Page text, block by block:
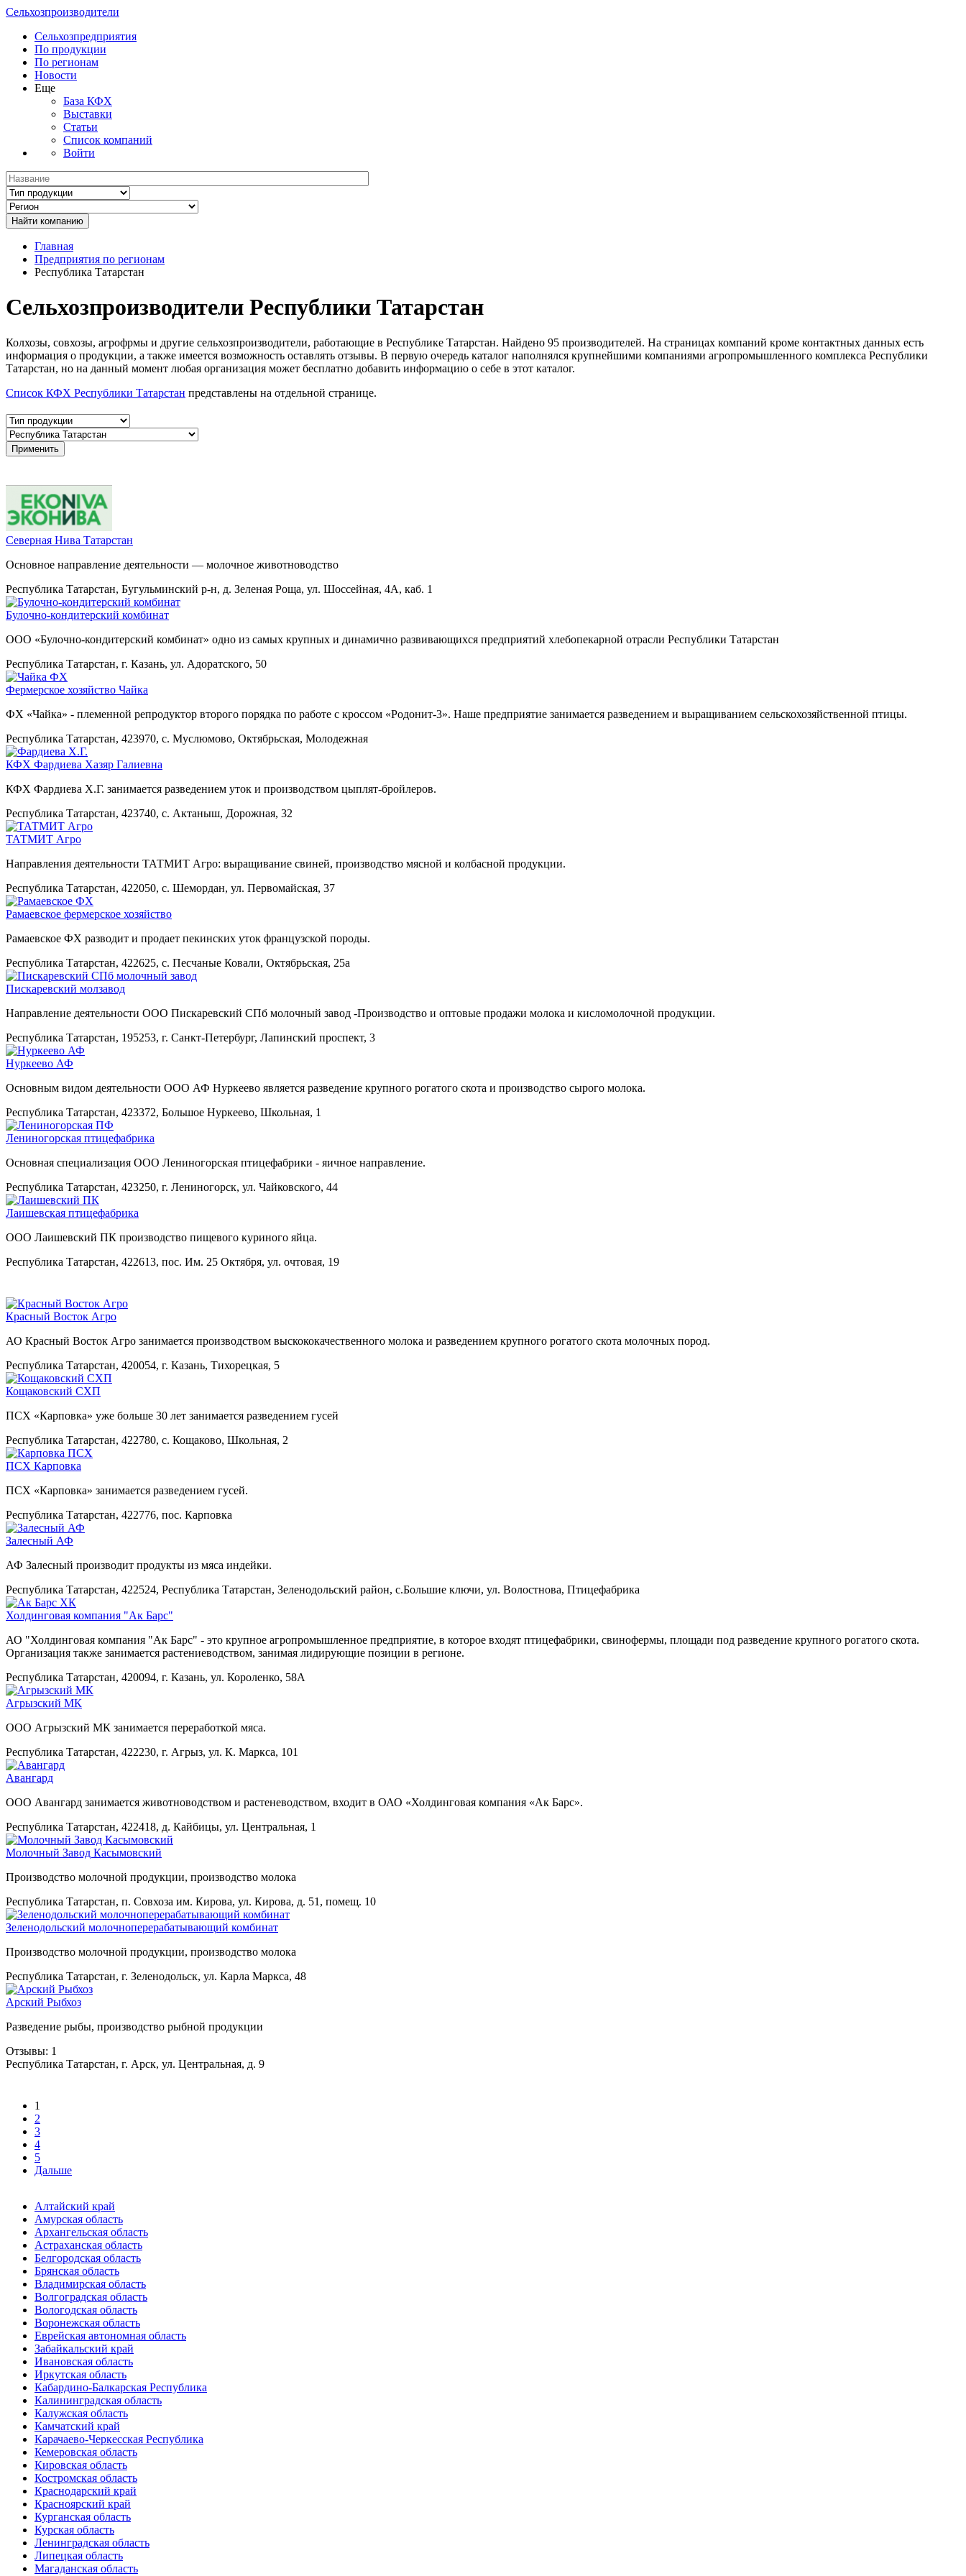
Сельхозпроизводители
Сельхозпредприятия
По продукции
По регионам
Новости
Еще
База КФХ
Выставки
Статьи
Список компаний
Войти
Главная
Предприятия по регионам
Республика Татарстан
Сельхозпроизводители Республики Татарстан
Колхозы, совхозы, агрофрмы и другие сельхозпроизводители, работающие в Республике Татарстан. Найдено 95 производителей. На страницах компаний кроме контактных данных есть
информация о продукции, а также имеется возможность оставлять отзывы. В первую очередь каталог наполнялся крупнейшими компаниями агропромышленного комплекса Республики
Татарстан, но на данный момент любая организация может бесплатно добавить информацию о себе в этот каталог.
Список КФХ Республики Татарстан представлены на отдельной странице.
Cеверная Нива Татарстан
Основное направление деятельности — молочное животноводство
Республика Татарстан, Бугульминский р-н, д. Зеленая Роща, ул. Шоссейная, 4А, каб. 1
Булочно-кондитерский комбинат
ООО «Булочно-кондитерский комбинат» одно из самых крупных и динамично развивающихся предприятий хлебопекарной отрасли Республики Татарстан
Республика Татарстан, г. Казань, ул. Адоратского, 50
Фермерское хозяйство Чайка
ФХ «Чайка» - племенной репродуктор второго порядка по работе с кроссом «Родонит-3». Наше предприятие занимается разведением и выращиванием сельскохозяйственной птицы.
Республика Татарстан, 423970, с. Муслюмово, Октябрьская, Молодежная
КФХ Фардиева Хазяр Галиевна
КФХ Фардиева Х.Г. занимается разведением уток и производством цыплят-бройлеров.
Республика Татарстан, 423740, с. Актаныш, Дорожная, 32
ТАТМИТ Агро
Направления деятельности ТАТМИТ Агро: выращивание свиней, производство мясной и колбасной продукции.
Республика Татарстан, 422050, с. Шемордан, ул. Первомайская, 37
Рамаевское фермерское хозяйство
Рамаевское ФХ разводит и продает пекинских уток французской породы.
Республика Татарстан, 422625, с. Песчаные Ковали, Октябрьская, 25а
Пискаревский молзавод
Направление деятельности ООО Пискаревский СПб молочный завод -Производство и оптовые продажи молока и кисломолочной продукции.
Республика Татарстан, 195253, г. Санкт-Петербург, Лапинский проспект, 3
Нуркеево АФ
Основным видом деятельности ООО АФ Нуркеево является разведение крупного рогатого скота и производство сырого молока.
Республика Татарстан, 423372, Большое Нуркеево, Школьная, 1
Лениногорская птицефабрика
Основная специализация ООО Лениногорская птицефабрики - яичное направление.
Республика Татарстан, 423250, г. Лениногорск, ул. Чайковского, 44
Лаишевская птицефабрика
ООО Лаишевский ПК производство пищевого куриного яйца.
Республика Татарстан, 422613, пос. Им. 25 Октября, ул. очтовая, 19
Красный Восток Агро
АО Красный Восток Агро занимается производством выскококачественного молока и разведением крупного рогатого скота молочных пород.
Республика Татарстан, 420054, г. Казань, Тихорецкая, 5
Кощаковский СХП
ПСХ «Карповка» уже больше 30 лет занимается разведением гусей
Республика Татарстан, 422780, с. Кощаково, Школьная, 2
ПСХ Карповка
ПСХ «Карповка» занимается разведением гусей.
Республика Татарстан, 422776, пос. Карповка
Залесный АФ
АФ Залесный производит продукты из мяса индейки.
Республика Татарстан, 422524, Республика Татарстан, Зеленодольский район, с.Большие ключи, ул. Волостнова, Птицефабрика
Холдинговая компания "Ак Барс"
АО "Холдинговая компания "Ак Барс" - это крупное агропромышленное предприятие, в которое входят птицефабрики, свинофермы, площади под разведение крупного рогатого скота.
Организация также занимается растениеводством, занимая лидирующие позиции в регионе.
Республика Татарстан, 420094, г. Казань, ул. Короленко, 58А
Агрызский МК
ООО Агрызский МК занимается переработкой мяса.
Республика Татарстан, 422230, г. Агрыз, ул. К. Маркса, 101
Авангард
ООО Авангард занимается животноводством и растеневодством, входит в ОАО «Холдинговая компания «Ак Барс».
Республика Татарстан, 422418, д. Кайбицы, ул. Центральная, 1
Молочный Завод Касымовский
Производство молочной продукции, производство молока
Республика Татарстан, п. Cовхоза им. Кирова, ул. Кирова, д. 51, помещ. 10
Зеленодольский молочноперерабатывающий комбинат
Производство молочной продукции, производство молока
Республика Татарстан, г. Зеленодольск, ул. Карла Маркса, 48
Арский Рыбхоз
Разведение рыбы, производство рыбной продукции
Отзывы: 1
Республика Татарстан, г. Арск, ул. Центральная, д. 9
1
2
3
4
5
Дальше
Алтайский край
Амурская область
Архангельская область
Астраханская область
Белгородская область
Брянская область
Владимирская область
Волгоградская область
Вологодская область
Воронежская область
Еврейская автономная область
Забайкальский край
Ивановская область
Иркутская область
Кабардино-Балкарская Республика
Калининградская область
Калужская область
Камчатский край
Карачаево-Черкесская Республика
Кемеровская область
Кировская область
Костромская область
Краснодарский край
Красноярский край
Курганская область
Курская область
Ленинградская область
Липецкая область
Магаданская область